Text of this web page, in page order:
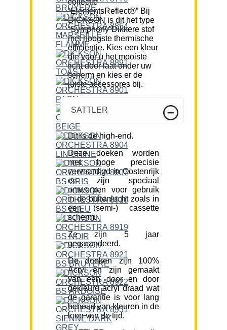
“ElementsReflect®” Bij
DICKSON is dit het type
“Symphony”Dikkere stof
met hoogste thermische
efficiëntie. Kies een kleur
die voor u het mooiste
licht door laat onder uw
scherm en kies er de
juiste accessores bij.
SATTLER
Dit is de high-end.
Deze doeken worden
met hoge precisie
vervaardigd in Oostenrijk
en zijn speciaal
ontworpen voor gebruik
in de buitenlucht zoals in
een (semi-) cassette
scherm.
Ze zijn 5 jaar
gegarandeerd.
De doeken zijn 100%
Acryl en zijn gemaakt
van een door en door
gekleurd acryl draad wat
de garantie is voor lang
behoud van kleuren in de
loop van de tijd.